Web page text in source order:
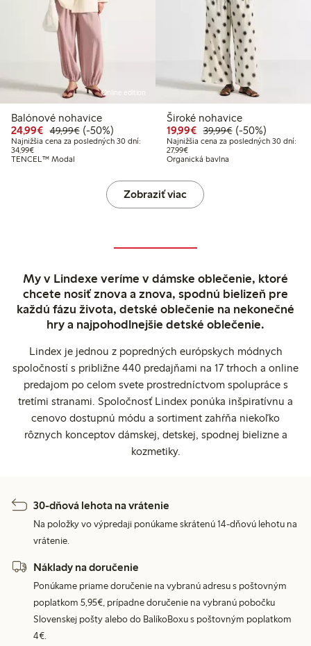
Online edition
Balónové nohavice
24,99€ Zvýhodnená cena: 24,99 €
49,99€Bežná cena: 49,99 €
50% zľava
(-50%)
Najnižšia cena za posledných 30 dní:
34,99€Najnižšia cena za posledných 30 dní: 34,99 €
TENCEL™ Modal
Široké nohavice
19,99€ Zvýhodnená cena:
39,99€Bežná cena:
50% zľava
(-50%)
Najnižšia cena za posledných 30 dní:
27,99€Najnižšia cena za posledných 30
Organická bavlna
Zobraziť viac
My v Lindexe veríme v dámske oblečenie, ktoré
chcete nosiť znova a znova, spodnú bielizeň pre
každú fázu života, detské oblečenie na nekonečné
hry a najpohodlnejšie detské oblečenie.
Lindex je jednou z popredných európskych módnych
spoločností s približne 440 predajňami na 17 trhoch a online
predajom po celom svete prostredníctvom spolupráce s
tretími stranami. Spoločnosť Lindex ponúka inšpiratívnu a
cenovo dostupnú módu a sortiment zahŕňa niekoľko
rôznych konceptov dámskej, detskej, spodnej bielizne a
kozmetiky.
30-dňová lehota na vrátenie
Na položky vo výpredaji ponúkame skrátenú 14-dňovú lehotu na
vrátenie.
Náklady na doručenie
Ponúkame priame doručenie na vybranú adresu s poštovným
poplatkom 5,95€, prípadne doručenie na vybranú pobočku
Slovenskej pošty alebo do BalíkoBoxu s poštovným poplatkom
4€.